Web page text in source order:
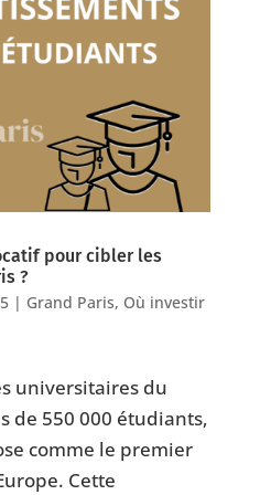
pour cibler les
?
| Grand Paris, Où investir
universitaires du
de 550 000 étudiants,
comme le premier
Cette